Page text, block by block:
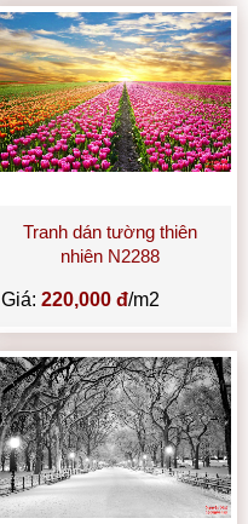
Tranh dán tường thiên
nhiên N2288
Giá: 220,000 đ/m2